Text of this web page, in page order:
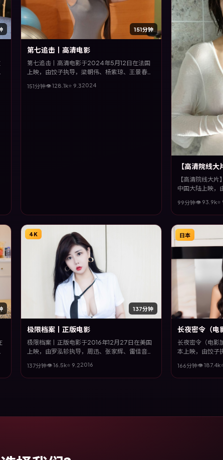
151分钟
第七追击丨高清电影
第七追击丨高清电影于2024年5月12日在法国
上映，由饺子执导，梁朝伟、杨紫琼、王景春、
线交织收束，悬念与情感并重，适合喜欢强情节
151分钟👁128.1k⭐ 9.32024
【高清院线
【高清院线大
中国大陆上映，
主线，在时代洪
进，节奏紧凑而
99分钟👁 93.9k⭐
137分钟
4K
极限档案丨正版电影
极限档案丨正版电影于2016年12月27日在美国
上映，由罗泓轸执导，周迅、张家辉、雷佳音、
峻镜头与饱满表演，呈现人物在极端情境下的蜕
变与救赎。
137分钟👁16.5k⭐ 9.22016
日本
长夜密令（电
长夜密令（电影
本上映，由饺子
言大胆实验，配
澜。
166分钟👁187.4k